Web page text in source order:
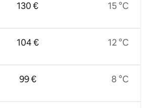
130 €
104 €
99 €
15 °C
12 °C
8 °C